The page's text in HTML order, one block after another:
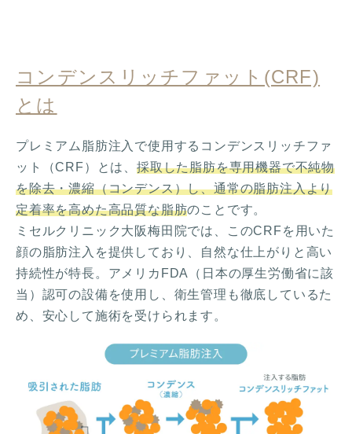
コンデンスリッチファット(CRF)
とは
プレミアム脂肪注入で使用するコンデンスリッチファ
ット（CRF）とは、 採取した脂肪を専用機器で不純物
を除去・濃縮（コンデンス）し、通常の脂肪注入より
定着率を高めた高品質な脂肪のことです。
ミセルクリニック大阪梅田院では、このCRFを用いた
顔の脂肪注入を提供しており、自然な仕上がりと高い
持続性が特長。アメリカFDA（日本の厚生労働省に該
当）認可の設備を使用し、衛生管理も徹底しているた
め、安心して施術を受けられます。